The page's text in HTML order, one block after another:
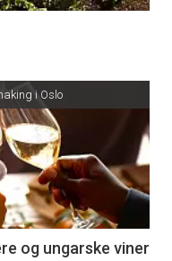
i Oslo
og ungarske viner